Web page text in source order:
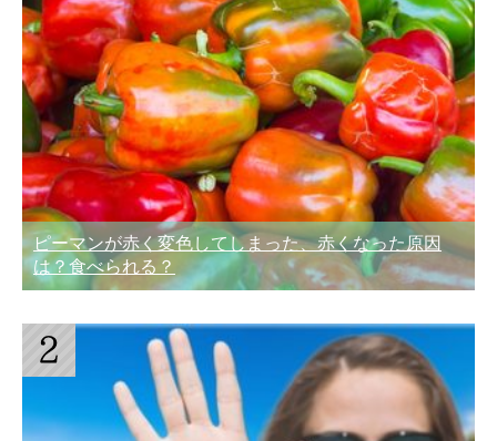
ピーマンが赤く変色してしまった、赤くなった原因
は？食べられる？